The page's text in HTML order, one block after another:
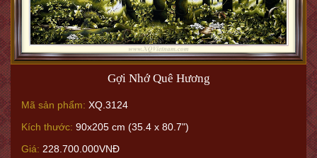
Gợi Nhớ Quê Hương
Mã sản phẩm: XQ.3124
Kích thước: 90x205 cm (35.4 x 80.7")
Giá: 228.700.000VNĐ